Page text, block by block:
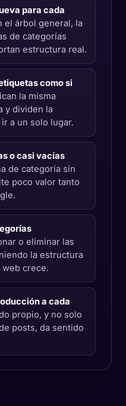
para cada
el árbol general, la
de categorías
estructura real.
como si
la misma
y dividen la
a un solo lugar.
o casi vacías
de categoría sin
poco valor tanto
o eliminar las
la estructura
web crece.
a cada
propio, y no solo
posts, da sentido